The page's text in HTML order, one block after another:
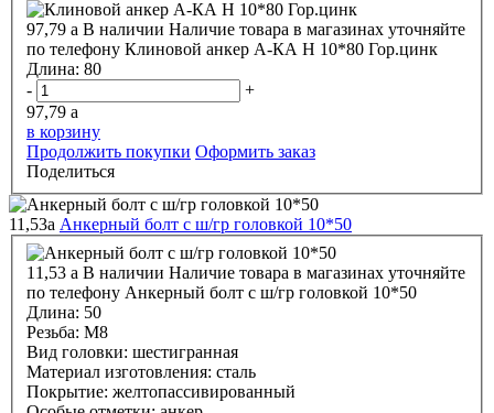
97,79 a В наличии Наличие товара в магазинах уточняйте
по телефону Клиновой анкер А-КА H 10*80 Гор.цинк
Длина: 80
-
+
97,79 a
в корзину
Продолжить покупки Оформить заказ
Поделиться
11,53a Анкерный болт с ш/гр головкой 10*50
11,53 a В наличии Наличие товара в магазинах уточняйте
по телефону Анкерный болт с ш/гр головкой 10*50
Длина: 50
Резьба: М8
Вид головки: шестигранная
Материал изготовления: сталь
Покрытие: желтопассивированный